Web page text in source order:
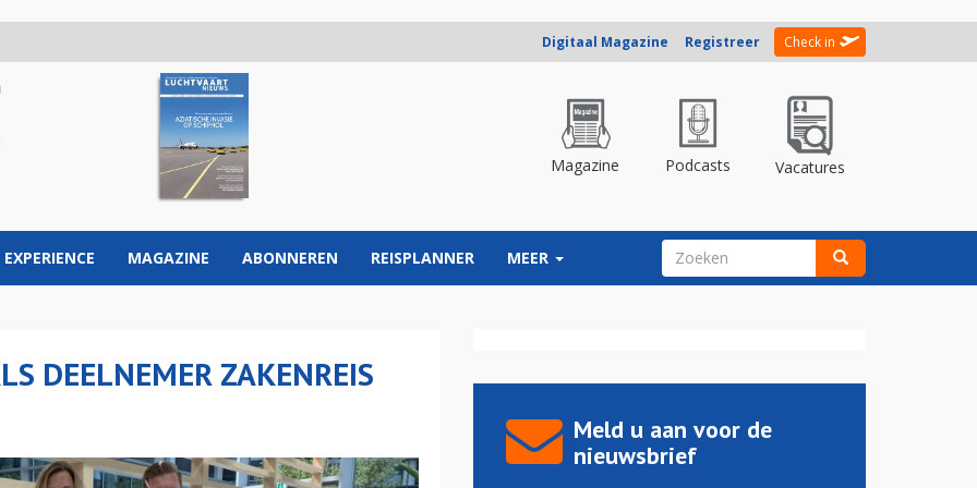
Digitaal Magazine Registreer Check in
Magazine Podcasts Vacatures
EXPERIENCE MAGAZINE ABONNEREN REISPLANNER MEER ZOEKVELD
DEELNEMER ZAKENREIS
Meld u aan voor de
nieuwsbrief